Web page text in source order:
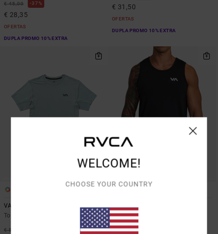
€ 45,00 37%
€ 28,35
OFERTAS
DUPLA PROMO 10% EXTRA
€ 31,50
OFERTAS
DUPLA PROMO 10% EXTRA
VA Sport Vent
Top de manga curta Azul Homem
€ 50,00
Camisola sem mangas Preto
Homem
WELCOME!
CHOOSE YOUR COUNTRY